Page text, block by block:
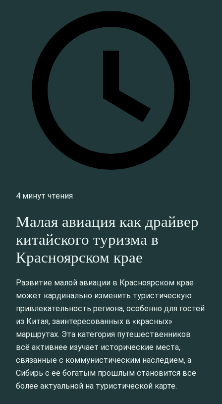
4 минут чтения
Малая авиация как драйвер
китайского туризма в
Красноярском крае
Развитие малой авиации в Красноярском крае
может кардинально изменить туристическую
привлекательность региона, особенно для гостей
из Китая, заинтересованных в «красных»
маршрутах. Эта категория путешественников
всё активнее изучает исторические места,
связанные с коммунистическим наследием, а
Сибирь с её богатым прошлым становится всё
более актуальной на туристической карте.